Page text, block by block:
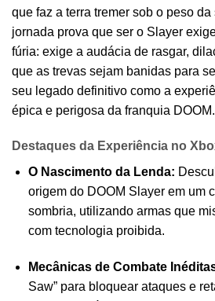
que faz a terra tremer sob o peso da
jornada prova que ser o Slayer
fúria: exige a audácia de rasgar,
que as trevas sejam banidas para
seu legado definitivo como a
épica e perigosa da franquia DOOM.
Destaques da Experiência no
O Nascimento da Lenda:
origem do DOOM Slayer em um
sombria, utilizando armas que
com tecnologia proibida.
Mecânicas de Combate
Saw” para bloquear ataques e